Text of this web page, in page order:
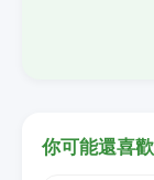
你可能還喜歡